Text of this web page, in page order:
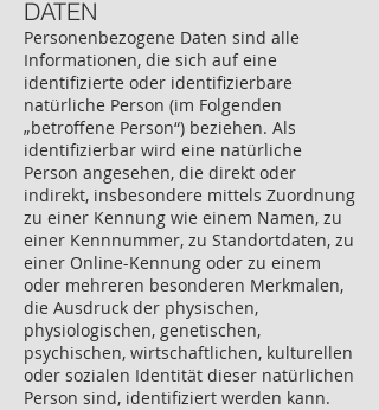
DATEN
Personenbezogene Daten sind alle
Informationen, die sich auf eine
identifizierte oder identifizierbare
natürliche Person (im Folgenden
„betroffene Person“) beziehen. Als
identifizierbar wird eine natürliche
Person angesehen, die direkt oder
indirekt, insbesondere mittels Zuordnung
zu einer Kennung wie einem Namen, zu
einer Kennnummer, zu Standortdaten, zu
einer Online-Kennung oder zu einem
oder mehreren besonderen Merkmalen,
die Ausdruck der physischen,
physiologischen, genetischen,
psychischen, wirtschaftlichen, kulturellen
oder sozialen Identität dieser natürlichen
Person sind, identifiziert werden kann.